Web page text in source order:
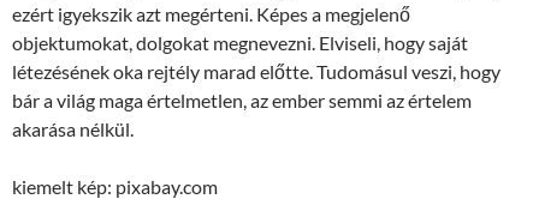
ezért igyekszik azt megérteni. Képes a megjelenő
objektumokat, dolgokat megnevezni. Elviseli, hogy saját
létezésének oka rejtély marad előtte. Tudomásul veszi, hogy
bár a világ maga értelmetlen, az ember semmi az értelem
akarása nélkül.
kiemelt kép: pixabay.com